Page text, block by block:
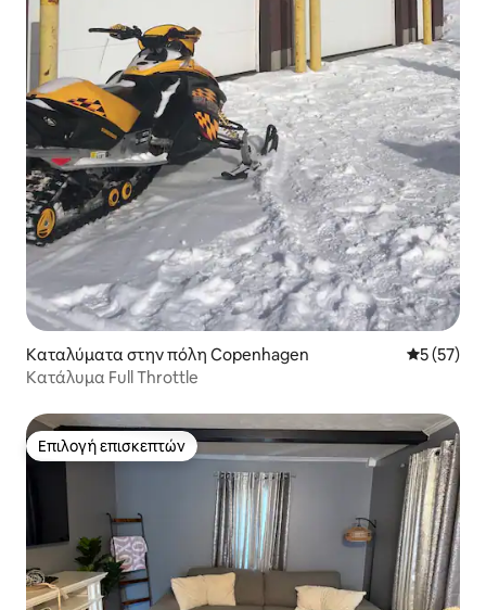
Καταλύματα στην πόλη Copenhagen Μέση
5 (57)
Κατάλυμα Full Throttle
Επιλογή επισκεπτών
Επιλογή επισκεπτών